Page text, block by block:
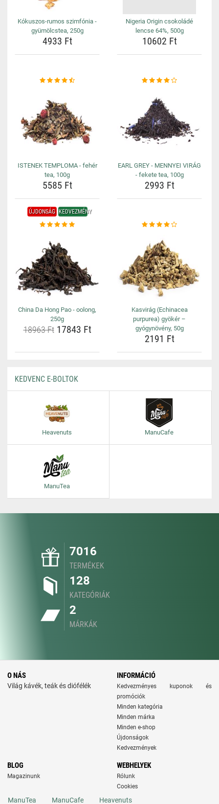
Kókuszos-rumos szimfónia -
gyümölcstea, 250g
4933 Ft
Nigeria Origin csokoládé
lencse 64%, 500g
10602 Ft
ISTENEK TEMPLOMA - fehér
tea, 100g
5585 Ft
EARL GREY - MENNYEI VIRÁG
- fekete tea, 100g
2993 Ft
ÚJDONSÁG KEDVEZMÉNY
China Da Hong Pao - oolong,
250g
18963 Ft17843 Ft
Kasvirág (Echinacea
purpurea) gyökér –
gyógynövény, 50g
2191 Ft
KEDVENC E-BOLTOK
Heavenuts ManuCafe
ManuTea
7016
TERMÉKEK
128
KATEGÓRIÁK
2
MÁRKÁK
O NÁS
Világ kávék, teák és diófélék
INFORMÁCIÓ
Kedvezményes kuponok és
promóciók
Minden kategória
Minden márka
Minden e-shop
Újdonságok
Kedvezmények
BLOG
Magazinunk
WEBHELYEK
Rólunk
Cookies
ManuTea ManuCafe Heavenuts